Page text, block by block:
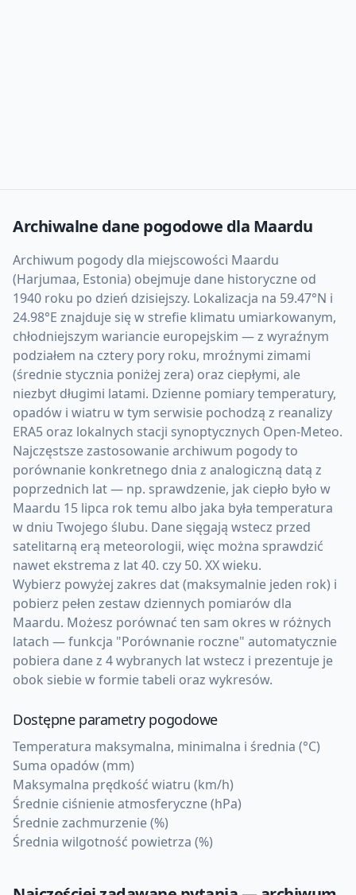
Archiwalne dane pogodowe dla Maardu
Archiwum pogody dla miejscowości Maardu
(Harjumaa, Estonia) obejmuje dane historyczne od
1940 roku po dzień dzisiejszy. Lokalizacja na 59.47°N i
24.98°E znajduje się w strefie klimatu umiarkowanym,
chłodniejszym wariancie europejskim — z wyraźnym
podziałem na cztery pory roku, mroźnymi zimami
(średnie stycznia poniżej zera) oraz ciepłymi, ale
niezbyt długimi latami. Dzienne pomiary temperatury,
opadów i wiatru w tym serwisie pochodzą z reanalizy
ERA5 oraz lokalnych stacji synoptycznych Open-Meteo.
Najczęstsze zastosowanie archiwum pogody to
porównanie konkretnego dnia z analogiczną datą z
poprzednich lat — np. sprawdzenie, jak ciepło było w
Maardu 15 lipca rok temu albo jaka była temperatura
w dniu Twojego ślubu. Dane sięgają wstecz przed
satelitarną erą meteorologii, więc można sprawdzić
nawet ekstrema z lat 40. czy 50. XX wieku.
Wybierz powyżej zakres dat (maksymalnie jeden rok) i
pobierz pełen zestaw dziennych pomiarów dla
Maardu. Możesz porównać ten sam okres w różnych
latach — funkcja "Porównanie roczne" automatycznie
pobiera dane z 4 wybranych lat wstecz i prezentuje je
obok siebie w formie tabeli oraz wykresów.
Dostępne parametry pogodowe
Temperatura maksymalna, minimalna i średnia (°C)
Suma opadów (mm)
Maksymalna prędkość wiatru (km/h)
Średnie ciśnienie atmosferyczne (hPa)
Średnie zachmurzenie (%)
Średnia wilgotność powietrza (%)